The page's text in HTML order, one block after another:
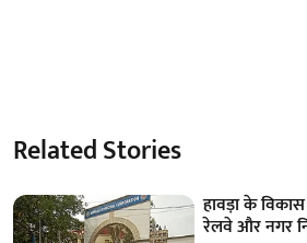
Related Stories
हावड़ा के
रेलवे और नगर